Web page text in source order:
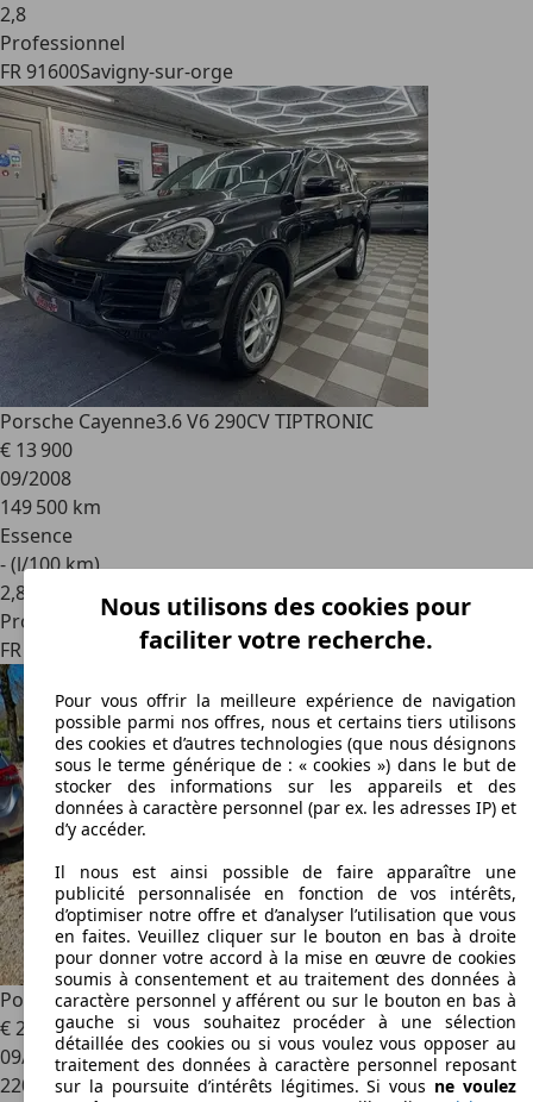
2,8
Professionnel
FR 91600Savigny-sur-orge
Porsche Cayenne3.6 V6 290CV TIPTRONIC
€ 13 900
09/2008
149 500 km
Essence
- (l/100 km)
2,8
Professionnel
FR 06800
Cagnes Sur Mer
Porsche Macan3.0 v6 258 cv pdk pcm 4.0 annee 2017
€ 23 990
09/2017
220 000 km
Nous utilisons des cookies pour
faciliter votre recherche.
Pour vous offrir la meilleure expérience de navigation
possible parmi nos offres, nous et certains tiers utilisons
des cookies et d’autres technologies (que nous désignons
sous le terme générique de : « cookies ») dans le but de
stocker des informations sur les appareils et des
données à caractère personnel (par ex. les adresses IP) et
d’y accéder.
Il nous est ainsi possible de faire apparaître une
publicité personnalisée en fonction de vos intérêts,
d’optimiser notre offre et d’analyser l’utilisation que vous
en faites. Veuillez cliquer sur le bouton en bas à droite
pour donner votre accord à la mise en œuvre de cookies
soumis à consentement et au traitement des données à
caractère personnel y afférent ou sur le bouton en bas à
gauche si vous souhaitez procéder à une sélection
détaillée des cookies ou si vous voulez vous opposer au
traitement des données à caractère personnel reposant
sur la poursuite d’intérêts légitimes. Si vous ne voulez